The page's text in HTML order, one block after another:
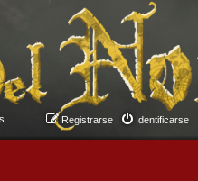
Identificarse
Registrarse